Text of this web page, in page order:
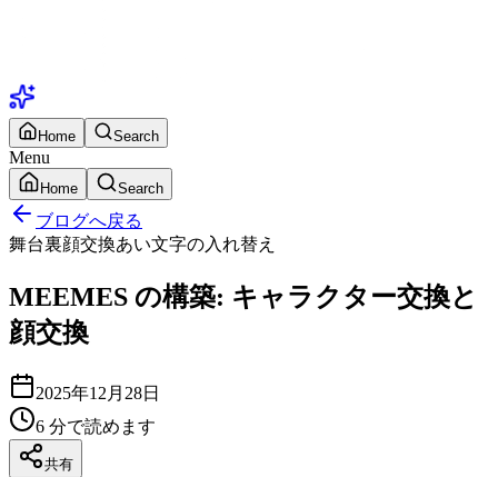
Home Search
Menu
Home Search
ブログへ戻る
舞台裏顔交換あい文字の入れ替え
MEEMES の構築: キャラクター交換と
顔交換
2025年12月28日
6 分で読めます
共有